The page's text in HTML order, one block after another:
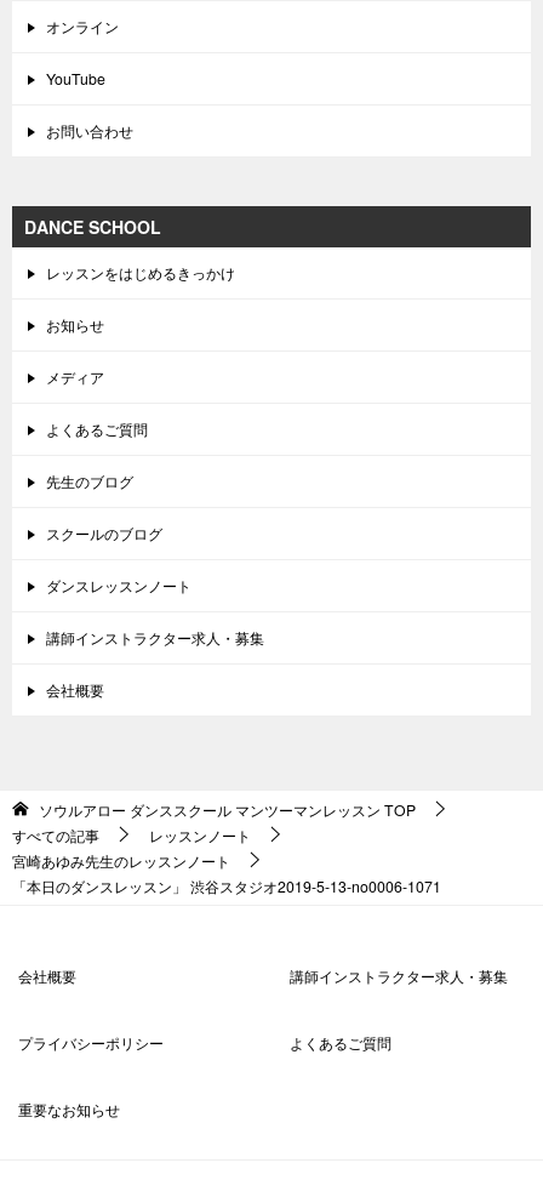
オンライン
YouTube
お問い合わせ
DANCE SCHOOL
レッスンをはじめるきっかけ
お知らせ
メディア
よくあるご質問
先生のブログ
スクールのブログ
ダンスレッスンノート
講師インストラクター求人・募集
会社概要
ソウルアロー ダンススクール マンツーマンレッスン TOP
すべての記事
レッスンノート
宮崎あゆみ先生のレッスンノート
「本日のダンスレッスン」 渋谷スタジオ2019-5-13-no0006-1071
会社概要 講師インストラクター求人・募集
プライバシーポリシー よくあるご質問
重要なお知らせ